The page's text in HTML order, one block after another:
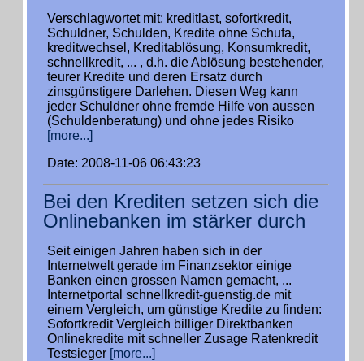
Verschlagwortet mit: kreditlast, sofortkredit,
Schuldner, Schulden, Kredite ohne Schufa,
kreditwechsel, Kreditablösung, Konsumkredit,
schnellkredit, ... , d.h. die Ablösung bestehender,
teurer Kredite und deren Ersatz durch
zinsgünstigere Darlehen. Diesen Weg kann
jeder Schuldner ohne fremde Hilfe von aussen
(Schuldenberatung) und ohne jedes Risiko
[more...]
Date: 2008-11-06 06:43:23
Bei den Krediten setzen sich die
Onlinebanken im stärker durch
Seit einigen Jahren haben sich in der
Internetwelt gerade im Finanzsektor einige
Banken einen grossen Namen gemacht, ...
Internetportal schnellkredit-guenstig.de mit
einem Vergleich, um günstige Kredite zu finden:
Sofortkredit Vergleich billiger Direktbanken
Onlinekredite mit schneller Zusage Ratenkredit
Testsieger [more...]